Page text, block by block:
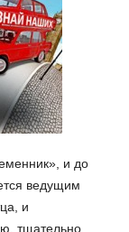
и до
ведущим
и
тщательно